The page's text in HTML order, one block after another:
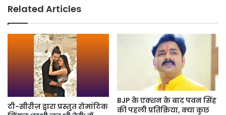
Related Articles
टी-सीरीज़ द्वारा प्रस्तुत रोमांटिक
BJP के एक्शन के बाद पवन सिंह
की पहली प्रतिक्रिया, क्या कुछ